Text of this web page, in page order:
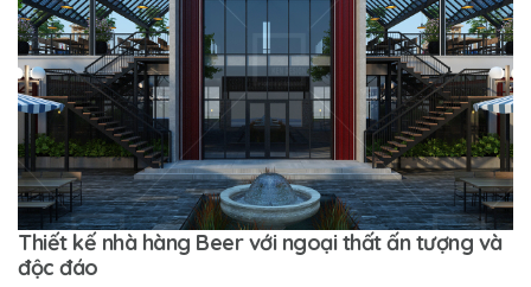
Thiết kế nhà hàng Beer với ngoại thất ấn tượng và
độc đáo